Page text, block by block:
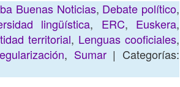
Buenas Noticias, Debate político,
lingüística, ERC, Euskera,
territorial, Lenguas cooficiales,
, Sumar| Categorías: